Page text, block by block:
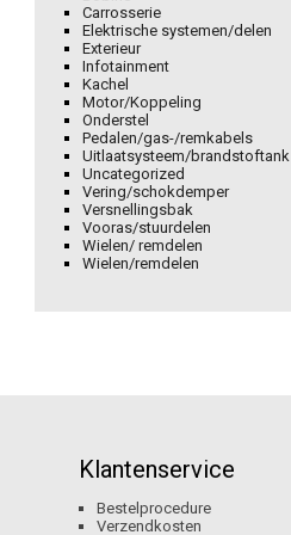
Carrosserie
Elektrische systemen/delen
Exterieur
Infotainment
Kachel
Motor/Koppeling
Onderstel
Pedalen/gas-/remkabels
Uitlaatsysteem/brandstoftank
Uncategorized
Vering/schokdemper
Versnellingsbak
Vooras/stuurdelen
Wielen/ remdelen
Wielen/remdelen
Klantenservice
Bestelprocedure
Verzendkosten